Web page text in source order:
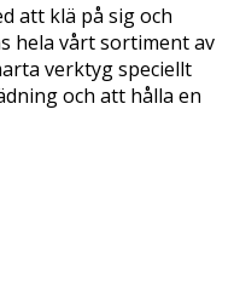
att klä på sig och
hela vårt sortiment av
verktyg speciellt
och att hålla en